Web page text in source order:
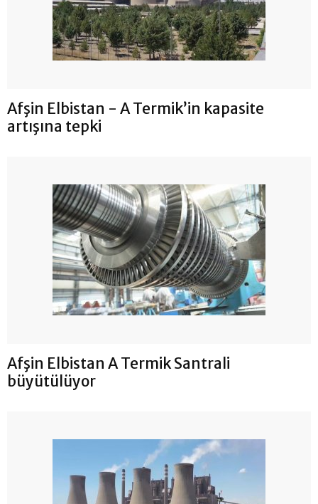
Afşin Elbistan - A Termik’in kapasite
artışına tepki
Afşin Elbistan A Termik Santrali
büyütülüyor